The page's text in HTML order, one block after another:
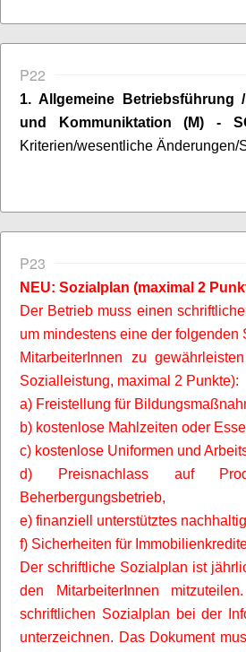
P22
1. Allgemeine Betriebsführung
und
Kommuniktation (M) -
Kriterien/wesentliche Änderungen/
P23
NEU: Sozialplan (maximal 2
Der Betrieb muss einen
um mindestens eine der folgenden
MitarbeiterInnen zu
Sozialleistung, maximal 2 Punkte):
a) Freistellung für
b) kostenlose Mahlzeiten oder
c) kostenlose Uniformen und
d) Preisnachlass auf
Beherbergungsbetrieb,
e) finanziell unterstütztes
f) Sicherheiten für
Der schriftliche Sozialplan ist
den
MitarbeiterInnen
schriftlichen Sozialplan bei der
unterzeichnen. Das Dokument